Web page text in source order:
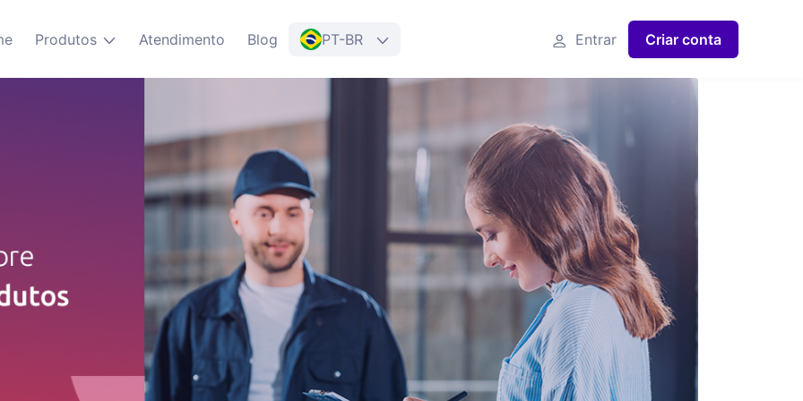
Produtos Atendimento Blog PT-BR Entrar Criar conta